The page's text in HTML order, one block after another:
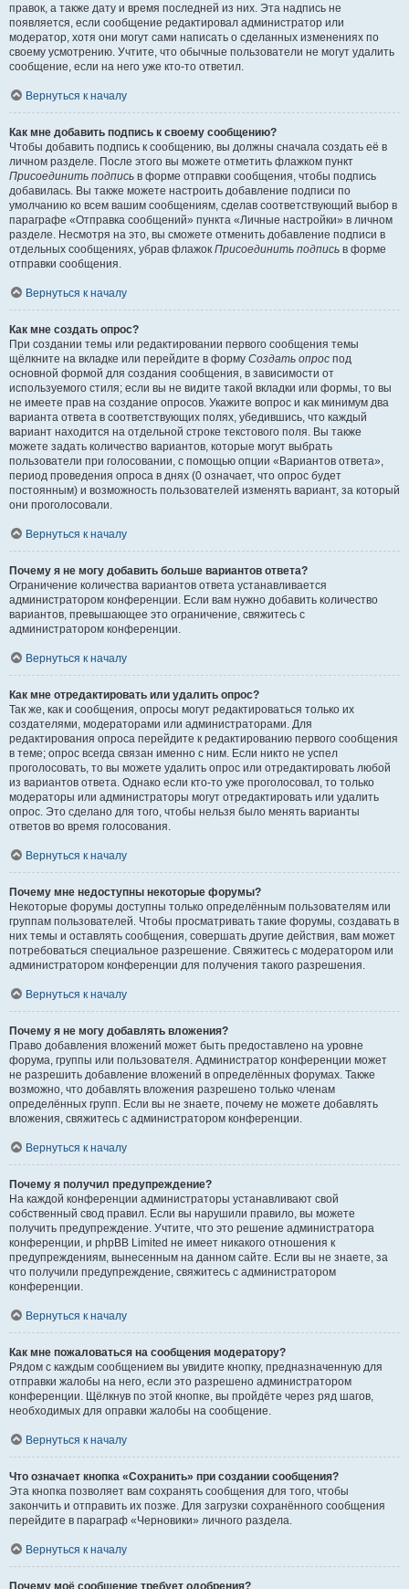
правок, а также дату и время последней из них. Эта надпись не
появляется, если сообщение редактировал администратор или
модератор, хотя они могут сами написать о сделанных изменениях по
своему усмотрению. Учтите, что обычные пользователи не могут удалить
сообщение, если на него уже кто-то ответил.
Вернуться к началу
Как мне добавить подпись к своему сообщению?
Чтобы добавить подпись к сообщению, вы должны сначала создать её в
личном разделе. После этого вы можете отметить флажком пункт
Присоединить подпись в форме отправки сообщения, чтобы подпись
добавилась. Вы также можете настроить добавление подписи по
умолчанию ко всем вашим сообщениям, сделав соответствующий выбор в
параграфе «Отправка сообщений» пункта «Личные настройки» в личном
разделе. Несмотря на это, вы сможете отменить добавление подписи в
отдельных сообщениях, убрав флажок Присоединить подпись в форме
отправки сообщения.
Вернуться к началу
Как мне создать опрос?
При создании темы или редактировании первого сообщения темы
щёлкните на вкладке или перейдите в форму Создать опрос под
основной формой для создания сообщения, в зависимости от
используемого стиля; если вы не видите такой вкладки или формы, то вы
не имеете прав на создание опросов. Укажите вопрос и как минимум два
варианта ответа в соответствующих полях, убедившись, что каждый
вариант находится на отдельной строке текстового поля. Вы также
можете задать количество вариантов, которые могут выбрать
пользователи при голосовании, с помощью опции «Вариантов ответа»,
период проведения опроса в днях (0 означает, что опрос будет
постоянным) и возможность пользователей изменять вариант, за который
они проголосовали.
Вернуться к началу
Почему я не могу добавить больше вариантов ответа?
Ограничение количества вариантов ответа устанавливается
администратором конференции. Если вам нужно добавить количество
вариантов, превышающее это ограничение, свяжитесь с
администратором конференции.
Вернуться к началу
Как мне отредактировать или удалить опрос?
Так же, как и сообщения, опросы могут редактироваться только их
создателями, модераторами или администраторами. Для
редактирования опроса перейдите к редактированию первого сообщения
в теме; опрос всегда связан именно с ним. Если никто не успел
проголосовать, то вы можете удалить опрос или отредактировать любой
из вариантов ответа. Однако если кто-то уже проголосовал, то только
модераторы или администраторы могут отредактировать или удалить
опрос. Это сделано для того, чтобы нельзя было менять варианты
ответов во время голосования.
Вернуться к началу
Почему мне недоступны некоторые форумы?
Некоторые форумы доступны только определённым пользователям или
группам пользователей. Чтобы просматривать такие форумы, создавать в
них темы и оставлять сообщения, совершать другие действия, вам может
потребоваться специальное разрешение. Свяжитесь с модератором или
администратором конференции для получения такого разрешения.
Вернуться к началу
Почему я не могу добавлять вложения?
Право добавления вложений может быть предоставлено на уровне
форума, группы или пользователя. Администратор конференции может
не разрешить добавление вложений в определённых форумах. Также
возможно, что добавлять вложения разрешено только членам
определённых групп. Если вы не знаете, почему не можете добавлять
вложения, свяжитесь с администратором конференции.
Вернуться к началу
Почему я получил предупреждение?
На каждой конференции администраторы устанавливают свой
собственный свод правил. Если вы нарушили правило, вы можете
получить предупреждение. Учтите, что это решение администратора
конференции, и phpBB Limited не имеет никакого отношения к
предупреждениям, вынесенным на данном сайте. Если вы не знаете, за
что получили предупреждение, свяжитесь с администратором
конференции.
Вернуться к началу
Как мне пожаловаться на сообщения модератору?
Рядом с каждым сообщением вы увидите кнопку, предназначенную для
отправки жалобы на него, если это разрешено администратором
конференции. Щёлкнув по этой кнопке, вы пройдёте через ряд шагов,
необходимых для оправки жалобы на сообщение.
Вернуться к началу
Что означает кнопка «Сохранить» при создании сообщения?
Эта кнопка позволяет вам сохранять сообщения для того, чтобы
закончить и отправить их позже. Для загрузки сохранённого сообщения
перейдите в параграф «Черновики» личного раздела.
Вернуться к началу
Почему моё сообщение требует одобрения?